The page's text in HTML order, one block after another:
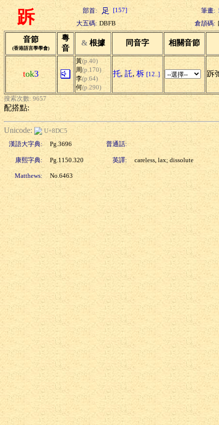
跅 部首: [157] 筆畫:
大五碼: DBFB 倉頡碼:
音節
(香港語言學學會)
粵
音
& 根據 同音字 相關音節
tok3
黃(p.40)
周(p.170)
李(p.64)
何(p.290)
托, 託, 柝 [12..] 跅
搜索次數: 9657
配搭點:
Unicode:
U+8DC5
漢語大字典:
Pg.3696 普通話:
康熙字典: Pg.1150.320 英譯: careless, lax; dissolute
Matthews: No.6463